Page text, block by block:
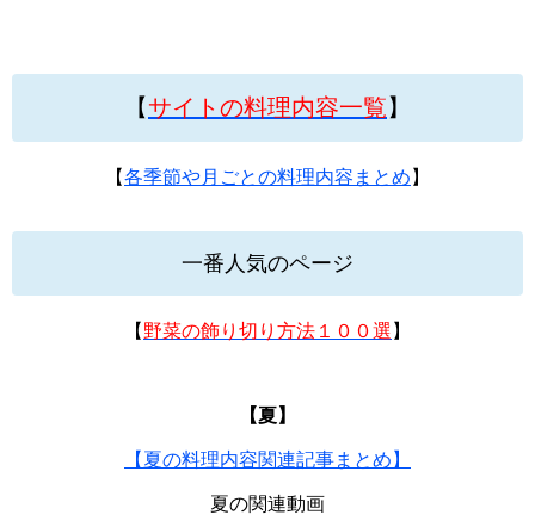
【サイトの料理内容一覧】
【各季節や月ごとの料理内容まとめ 】
一番人気のページ
【 野菜の飾り切り方法１００選 】
【夏】
【夏の料理内容関連記事まとめ】
夏の関連動画